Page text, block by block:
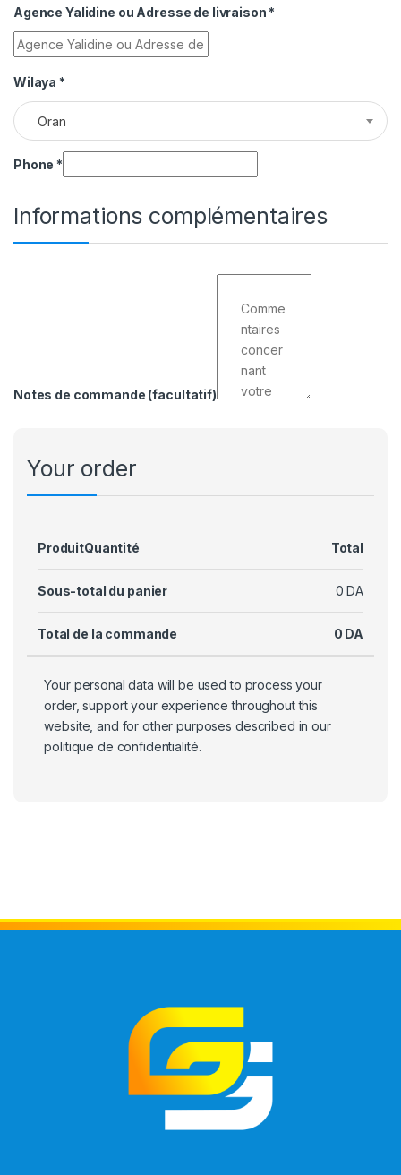
Agence Yalidine ou Adresse de livraison *
Wilaya *
Oran
Phone *
Informations complémentaires
Notes de commande (facultatif)
Your order
ProduitQuantité Total
Sous-total du panier 0 DA
Total de la commande 0 DA
Your personal data will be used to process your
order, support your experience throughout this
website, and for other purposes described in our
politique de confidentialité.